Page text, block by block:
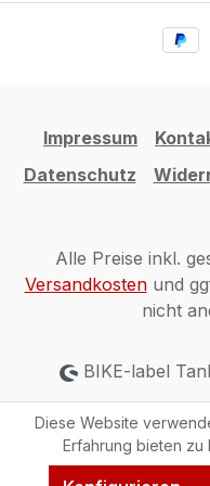
Impressum
Datenschutz
Alle Preise inkl.
Versandkostenund
nicht
BIKE-label
Diese Website
Erfahrung bieten zu